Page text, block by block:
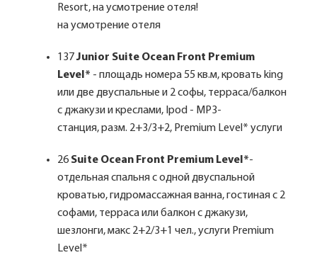
Resort, на усмотрение отеля!
на усмотрение отеля
137Junior Suite Ocean Front Premium
Level* - площадь номера 55 кв.м, кровать king
или две двуспальные и 2 софы, терраса/балкон
с джакузи и креслами, Ipod - MP3-
станция, разм. 2+3/3+2, Premium Level* услуги
26 Suite Ocean Front Premium Level*-
отдельная спальня с одной двуспальной
кроватью, гидромассажная ванна, гостиная с 2
софами, терраса или балкон с джакузи,
шезлонги, макс 2+2/3+1 чел., услуги Premium
Level*